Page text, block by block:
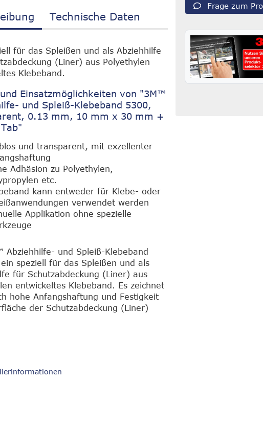
Frage zum
Technische Daten
für das Spleißen und als Abziehhilfe
(Liner) aus Polyethylen
Klebeband.
Einsatzmöglichkeiten von "3M™
und Spleiß-Klebeband 5300,
0.13 mm, 10 mm x 30 mm +
und transparent, mit exzellenter
Adhäsion zu Polyethylen,
etc.
kann entweder für Klebe- oder
verwendet werden
Applikation ohne spezielle
Abziehhilfe- und Spleiß-Klebeband
speziell für das Spleißen und als
für Schutzabdeckung (Liner) aus
entwickeltes Klebeband. Es zeichnet
hohe Anfangshaftung und Festigkeit
der Schutzabdeckung (Liner)